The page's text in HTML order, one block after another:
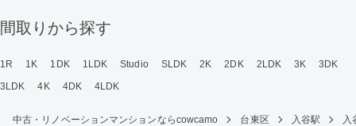
間取りから探す
1R 1K 1DK 1LDK Studio SLDK 2K 2DK 2LDK 3K
3DK
3LDK
4K 4DK 4LDK
中古・リノベーションマンションならcowcamo 台東区 入谷駅